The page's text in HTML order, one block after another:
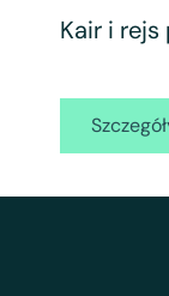
Kair i